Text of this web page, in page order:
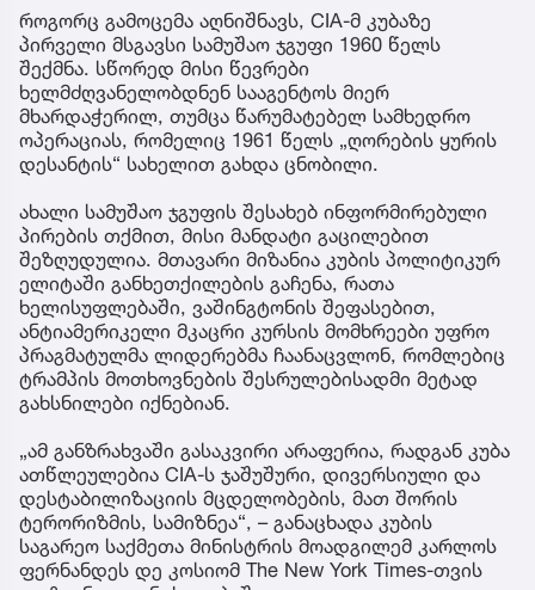
როგორც გამოცემა აღნიშნავს, CIA-მ კუბაზე
პირველი მსგავსი სამუშაო ჯგუფი 1960 წელს
შექმნა. სწორედ მისი წევრები
ხელმძღვანელობდნენ სააგენტოს მიერ
მხარდაჭერილ, თუმცა წარუმატებელ სამხედრო
ოპერაციას, რომელიც 1961 წელს „ღორების ყურის
დესანტის“ სახელით გახდა ცნობილი.
ახალი სამუშაო ჯგუფის შესახებ ინფორმირებული
პირების თქმით, მისი მანდატი გაცილებით
შეზღუდულია. მთავარი მიზანია კუბის პოლიტიკურ
ელიტაში განხეთქილების გაჩენა, რათა
ხელისუფლებაში, ვაშინგტონის შეფასებით,
ანტიამერიკელი მკაცრი კურსის მომხრეები უფრო
პრაგმატულმა ლიდერებმა ჩაანაცვლონ, რომლებიც
ტრამპის მოთხოვნების შესრულებისადმი მეტად
გახსნილები იქნებიან.
„ამ განზრახვაში გასაკვირი არაფერია, რადგან კუბა
ათწლეულებია CIA-ს ჯაშუშური, დივერსიული და
დესტაბილიზაციის მცდელობების, მათ შორის
ტერორიზმის, სამიზნეა“, – განაცხადა კუბის
საგარეო საქმეთა მინისტრის მოადგილემ კარლოს
ფერნანდეს დე კოსიომ The New York Times-თვის